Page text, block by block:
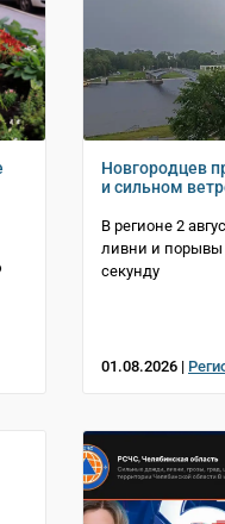
Новгородцев
и сильном
В регионе 2
ливни и порывы
секунду
01.08.2026 |